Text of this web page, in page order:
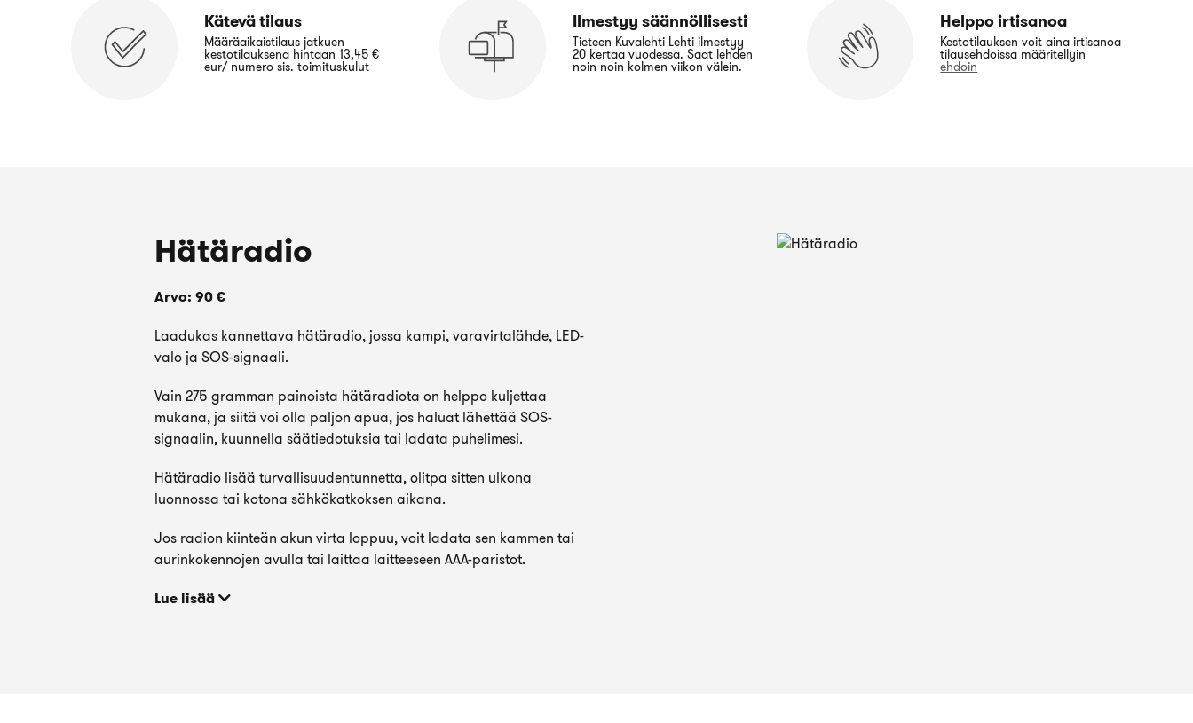
Kätevä tilaus
Määräaikaistilaus jatkuen
kestotilauksena hintaan 13,45 €
eur/ numero sis. toimituskulut
Ilmestyy säännöllisesti
Tieteen Kuvalehti Lehti ilmestyy
20 kertaa vuodessa. Saat lehden
noin noin kolmen viikon välein.
Helppo irtisanoa
Kestotilauksen voit aina irtisanoa
tilausehdoissa määritellyin
ehdoin
Hätäradio
Arvo: 90 €
Laadukas kannettava hätäradio, jossa kampi, varavirtalähde, LED-
valo ja SOS-signaali.
Vain 275 gramman painoista hätäradiota on helppo kuljettaa
mukana, ja siitä voi olla paljon apua, jos haluat lähettää SOS-
signaalin, kuunnella säätiedotuksia tai ladata puhelimesi.
Hätäradio lisää turvallisuudentunnetta, olitpa sitten ulkona
luonnossa tai kotona sähkökatkoksen aikana.
Jos radion kiinteän akun virta loppuu, voit ladata sen kammen tai
aurinkokennojen avulla tai laittaa laitteeseen AAA-paristot.
Lue lisää